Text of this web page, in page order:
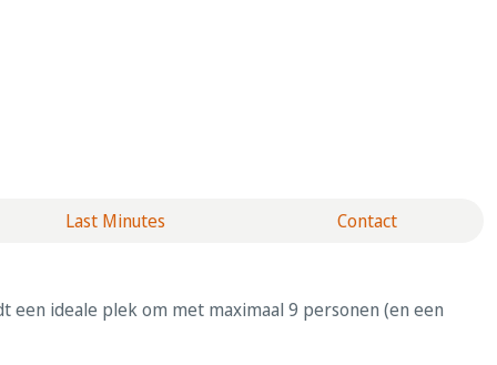
Last Minutes Contact
een ideale plek om met maximaal 9 personen (en een